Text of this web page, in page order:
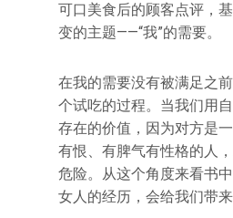
可口美食后的顾客点评，
变的主题——“我”的需要。
在我的需要没有被满足之
个试吃的过程。当我们用
存在的价值，因为对方是
有恨、有脾气有性格的人
危险。从这个角度来看书
女人的经历，会给我们带来